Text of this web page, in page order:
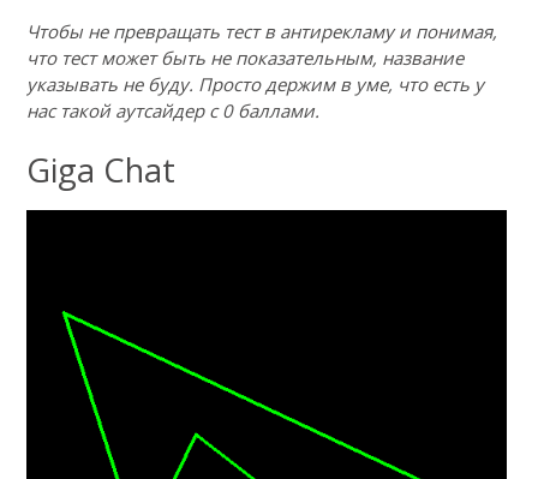
Чтобы не превращать тест в антирекламу и понимая,
что тест может быть не показательным, название
указывать не буду. Просто держим в уме, что есть у
нас такой аутсайдер с 0 баллами.
Giga Chat